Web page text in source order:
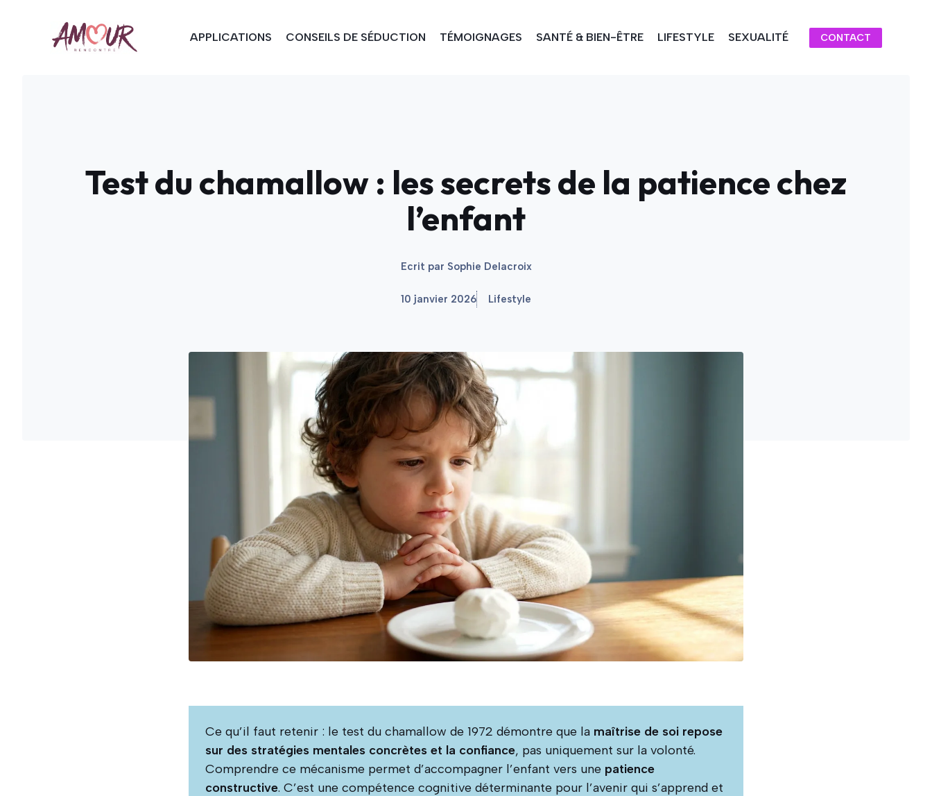
APPLICATIONS CONSEILS DE SÉDUCTION TÉMOIGNAGES SANTÉ & BIEN-ÊTRE LIFESTYLE SEXUALITÉ CONTACT
Test du chamallow : les secrets de la patience chez
l’enfant
Ecrit par Sophie Delacroix
10 janvier 2026 Lifestyle
Ce qu’il faut retenir : le test du chamallow de 1972 démontre que la maîtrise de soi repose
sur des stratégies mentales concrètes et la confiance, pas uniquement sur la volonté.
Comprendre ce mécanisme permet d’accompagner l’enfant vers une patience
constructive. C’est une compétence cognitive déterminante pour l’avenir qui s’apprend et